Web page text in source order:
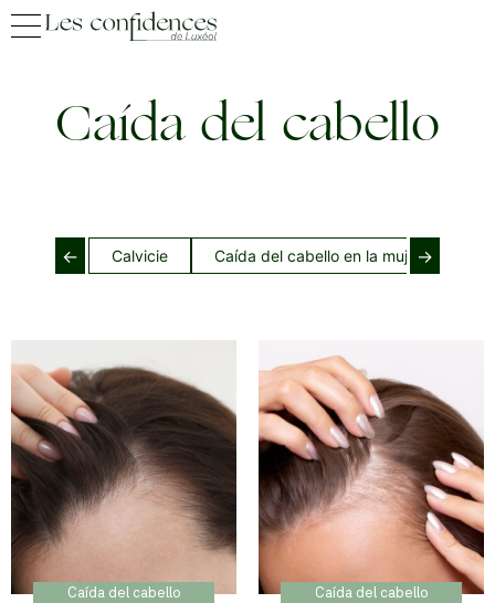
Caída del cabello
← Calvicie Caída del cabello en la mujer→
Caída del cabello Caída del cabello